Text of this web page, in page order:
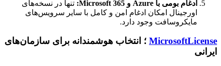
ادغام بومی با Azure و Microsoft 365:
تنها در نسخه‌های
اورجینال امکان ادغام امن و کامل با سایر سرویس‌های
مایکروسافت وجود دارد.
MicrosoftLicense ؛ انتخاب هوشمندانه برای سازمان‌های
ایرانی